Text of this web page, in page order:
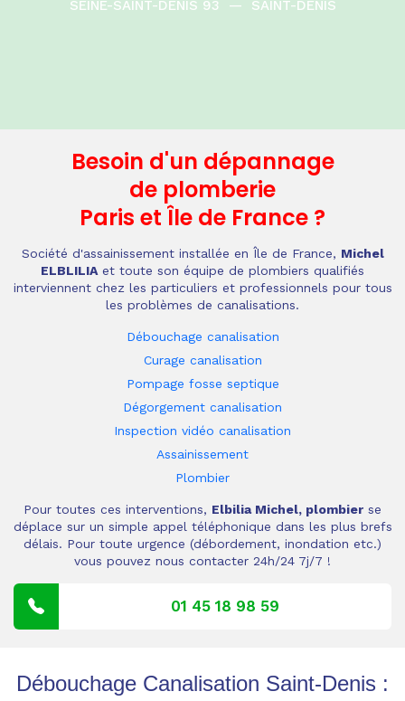
SEINE-SAINT-DENIS 93
— SAINT-DENIS
Besoin d'un dépannage
de plomberie
Paris et Île de France ?
Société d'assainissement installée en Île de France, Michel
ELBLILIA et toute son équipe de plombiers qualifiés
interviennent chez les particuliers et professionnels pour tous
les problèmes de canalisations.
Débouchage canalisation
Curage canalisation
Pompage fosse septique
Dégorgement canalisation
Inspection vidéo canalisation
Assainissement
Plombier
Pour toutes ces interventions, Elbilia Michel, plombier se
déplace sur un simple appel téléphonique dans les plus brefs
délais. Pour toute urgence (débordement, inondation etc.)
vous pouvez nous contacter 24h/24 7j/7 !
01 45 18 98 59
Débouchage Canalisation Saint-Denis :